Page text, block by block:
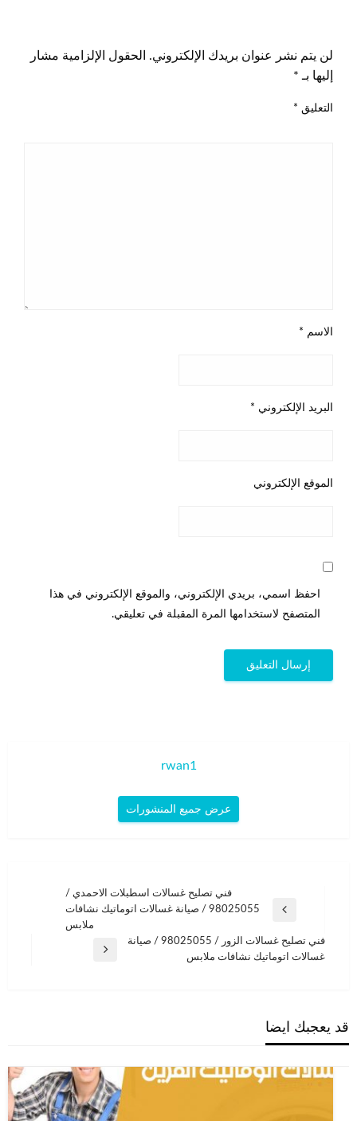
لن يتم نشر عنوان بريدك الإلكتروني.
الحقول الإلزامية مشار
إليها بـ *
التعليق *
الاسم *
البريد الإلكتروني *
الموقع الإلكتروني
احفظ اسمي، بريدي الإلكتروني، والموقع الإلكتروني في هذا
المتصفح لاستخدامها المرة المقبلة في تعليقي.
rwan1
عرض جميع المنشورات
المقالات
المقالة
فني تصليح غسالات اسطبلات الاحمدي /
98025055 / صيانة غسالات اتوماتيك نشافات
ملابس
المقالة
فني تصليح غسالات الزور / 98025055 / صيانة
غسالات اتوماتيك نشافات ملابس
قد يعجبك ايضا